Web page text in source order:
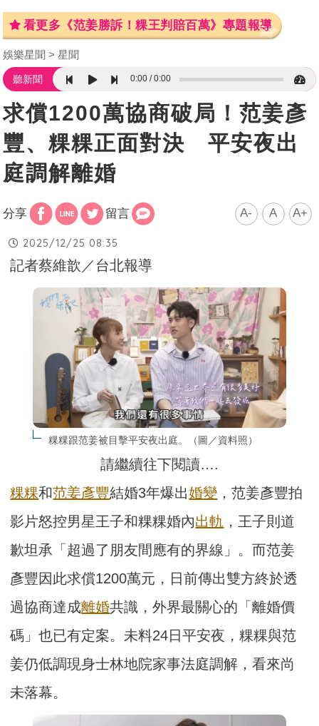
看更多《范姜勝訴！粿王判賠百萬》專題報導
娛樂星聞 星聞
聽新聞 0:00 0:00
求償1200萬協商破局！范姜彥
豐、粿粿正面對決 平安夜出
庭調解離婚
分享 留言 A- A A+
2025/12/25 08:35
記者蔡維歆／台北報導
粿粿跟范姜被目擊平安夜出庭。（圖／資料照）
請繼續往下閱讀….
粿粿和范姜彥豐結婚3年爆出婚變 ，范姜彥豐拍
影片怒控男星王子和粿粿婚內出軌 ，王子則道
歉坦承「超過了朋友間應有的界線」。而范姜
彥豐因此求償1200萬元，日前傳出雙方終於透
過協商達成離婚共識，外界最關心的「離婚價
碼」也已有定案。未料24日平安夜，粿粿與范
姜仍低調現身士林地院家事法庭調解，看來尚
未落幕。